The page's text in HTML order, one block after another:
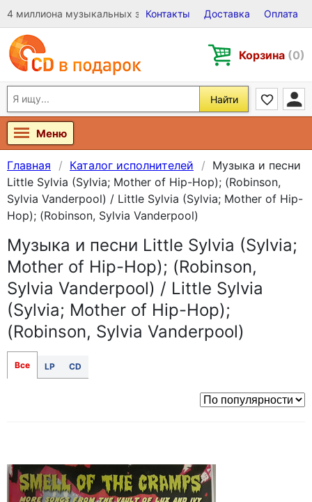
4 миллиона музыкальных записей на Виниле, CD и DVD
Контакты Доставка Оплата
Корзина (0)
Найти
Меню
Главная Каталог исполнителей
Музыка и песни
Little Sylvia (Sylvia; Mother of Hip-Hop); (Robinson,
Sylvia Vanderpool) / Little Sylvia (Sylvia; Mother of Hip-
Hop); (Robinson, Sylvia Vanderpool)
Музыка и песни Little Sylvia (Sylvia;
Mother of Hip-Hop); (Robinson,
Sylvia Vanderpool) / Little Sylvia
(Sylvia; Mother of Hip-Hop);
(Robinson, Sylvia Vanderpool)
Все LP CD